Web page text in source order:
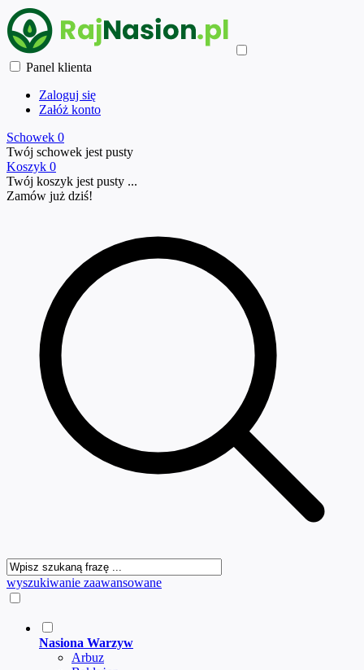
Panel klienta
Zaloguj się
Załóż konto
Schowek 0
Twój schowek jest pusty
Koszyk 0
Twój koszyk jest pusty ...
Zamów już dziś!
wyszukiwanie zaawansowane
Nasiona Warzyw
Arbuz